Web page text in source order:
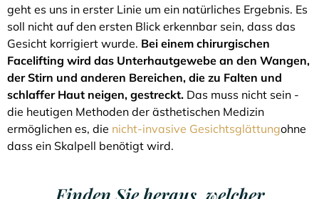
geht es uns in erster Linie um ein natürliches Ergebnis. Es
soll nicht auf den ersten Blick erkennbar sein, dass das
Gesicht korrigiert wurde. Bei einem chirurgischen
Facelifting wird das Unterhautgewebe an den Wangen,
der Stirn und anderen Bereichen, die zu Falten und
schlaffer Haut neigen, gestreckt. Das muss nicht sein -
die heutigen Methoden der ästhetischen Medizin
ermöglichen es, die nicht-invasive Gesichtsglättungohne
dass ein Skalpell benötigt wird.